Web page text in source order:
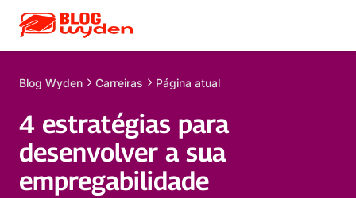
Blog Wyden Carreiras Página atual
4 estratégias para
desenvolver a sua
empregabilidade